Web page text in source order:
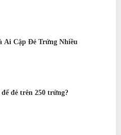
Ai Cập Đẻ Trứng Nhiều
đẻ trên 250 trứng?